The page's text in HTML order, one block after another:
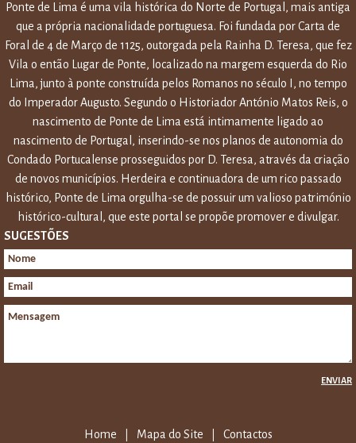
Ponte de Lima é uma vila histórica do Norte de Portugal, mais antiga
que a própria nacionalidade portuguesa. Foi fundada por Carta de
Foral de 4 de Março de 1125, outorgada pela Rainha D. Teresa, que fez
Vila o então Lugar de Ponte, localizado na margem esquerda do Rio
Lima, junto à ponte construída pelos Romanos no século I, no tempo
do Imperador Augusto. Segundo o Historiador António Matos Reis, o
nascimento de Ponte de Lima está intimamente ligado ao
nascimento de Portugal, inserindo-se nos planos de autonomia do
Condado Portucalense prosseguidos por D. Teresa, através da criação
de novos municípios. Herdeira e continuadora de um rico passado
histórico, Ponte de Lima orgulha-se de possuir um valioso património
histórico-cultural, que este portal se propõe promover e divulgar.
SUGESTÕES
ENVIAR
Home Mapa do Site Contactos